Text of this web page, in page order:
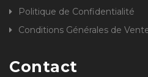
Politique de Confidentialité
Conditions Générales de
Contact